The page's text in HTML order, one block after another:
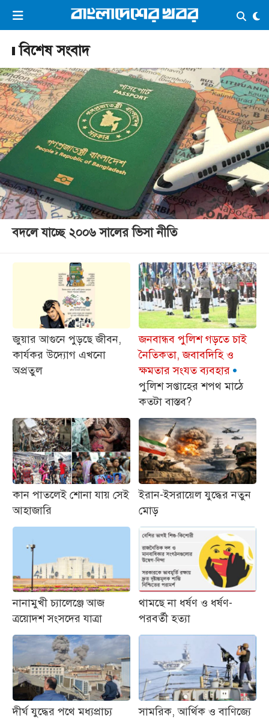
ভিডিও ই-পেপার লগইন ×
প্রচ্ছদ
সর্বশেষ
সব বিভাগ
আর্কাইভ
কনভার্টার
বিশেষ সংবাদ
বদলে যাচ্ছে ২০০৬ সালের ভিসা নীতি
জুয়ার আগুনে পুড়ছে জীবন,
কার্যকর উদ্যোগ এখনো
অপ্রতুল
জনবান্ধব পুলিশ গড়তে চাই
নৈতিকতা, জবাবদিহি ও
ক্ষমতার সংযত ব্যবহার
পুলিশ সপ্তাহের শপথ মাঠে
কতটা বাস্তব?
কান পাতলেই শোনা যায় সেই
আহাজারি
ইরান-ইসরায়েল যুদ্ধের নতুন
মোড়
নানামুখী চ্যালেঞ্জে আজ
ত্রয়োদশ সংসদের যাত্রা
থামছে না ধর্ষণ ও ধর্ষণ-
পরবর্তী হত্যা
দীর্ঘ যুদ্ধের পথে মধ্যপ্রাচ্য
সামরিক, আর্থিক ও বাণিজ্যে